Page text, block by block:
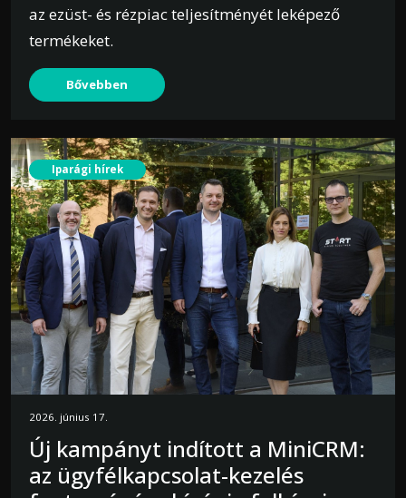
az ezüst- és rézpiac teljesítményét leképező
termékeket.
Bővebben
Iparági hírek
2026. június 17.
Új kampányt indított a MiniCRM:
az ügyfélkapcsolat-kezelés